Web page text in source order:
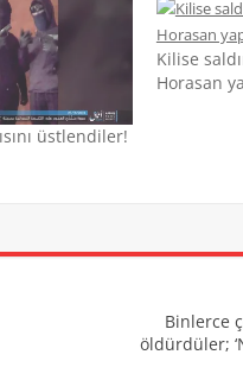
üstlendiler!
Kilise
Horasan
Binlerce
öldürdüler;